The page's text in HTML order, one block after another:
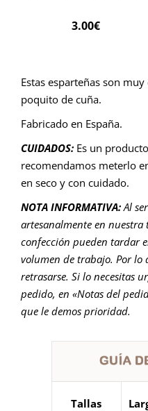
3.00€
Estas esparteñas son
poquito de cuña.
Fabricado en España.
CUIDADOS: Es un
recomendamos meterlo
en seco y con cuidado.
NOTA INFORMATIVA:Al
artesanalmente en
confección pueden tardar
volumen de trabajo. Por lo
retrasarse. Si lo necesitas
pedido, en «Notas del
que le demos prioridad.
Tallas